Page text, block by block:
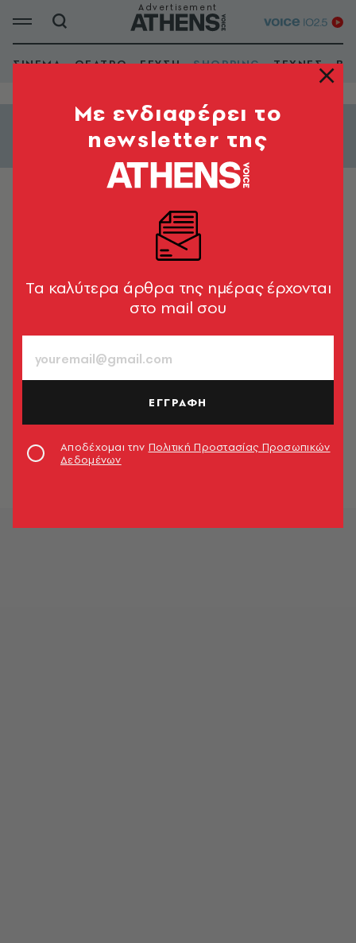
ΣΙΝΕΜΑ ΘΕΑΤΡΟ ΓΕΥΣΗ SHOPPING ΤΕΧΝΕΣ
Εμφάνιση φίλτρων
ΦΙΛΗΣGlass Ακαδημία Πλάτωνος
Mε ενδιαφέρει το
newsletter της
Tα καλύτερα άρθρα της ημέρας έρχονται
στο mail σου
ΕΓΓΡΑΦΗ
Αποδέχομαι την Πολιτική Προστασίας Προσωπικών
Δεδομένων